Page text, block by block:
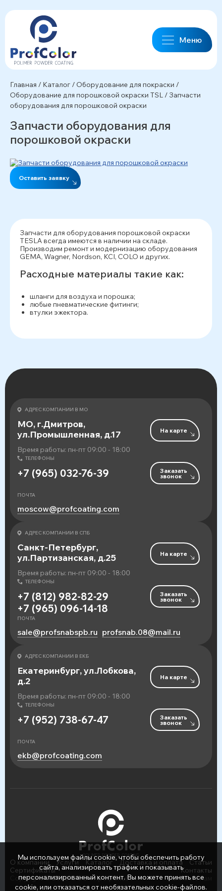
Меню
Главная / Каталог / Оборудование для покраски /
Оборудование для порошковой окраски TSL / Запчасти
оборудования для порошковой окраски
Запчасти оборудования для
порошковой окраски
Оставить заявку
Запчасти для оборудования порошковой окраски
TESLA всегда имеются в наличии на складе.
Производим ремонт и модернизацию оборудования
GEMA, Wagner, Nordson, KCI, COLO и других.
Расходные материалы такие как:
шланги для воздуха и порошка;
любые пневматические фитинги;
втулки эжектора.
АДРЕС КОМПАНИИ В МО
МО, г.Дмитров,
ул.Промышленная, д.17
Время работы: пн-пт 09:00 - 18:00
На карте
ТЕЛЕФОНЫ
+7 (965) 032-76-39 Заказать
звонок
ПОЧТА
moscow@profcoating.com
АДРЕС КОМПАНИИ В СПБ
Санкт-Петербург,
ул.Партизанская, д.25
Время работы: пн-пт 09:00 - 18:00
На карте
ТЕЛЕФОНЫ
+7 (812) 982-82-29
+7 (965) 096-14-18
Заказать
звонок
ПОЧТА
sale@profsnabspb.ru profsnab.08@mail.ru
АДРЕС КОМПАНИИ В ЕКБ
Екатеринбург, ул.Лобкова,
д.2
Время работы: пн-пт 09:00 - 18:00
На карте
ТЕЛЕФОНЫ
+7 (952) 738-67-47 Заказать
звонок
ПОЧТА
ekb@profcoating.com
О компании Услуги Каталог Доставка и оплата
Статьи
Сертификаты
Контакты
Copyright © 2026 ООО «ПрофСнаб»
Написать нам
Мы используем файлы cookie, чтобы обеспечить работу
сайта, анализировать трафик и показывать
персонализированный контент. Вы можете принять все
cookie, или отказаться от необязательных cookie-файлов.